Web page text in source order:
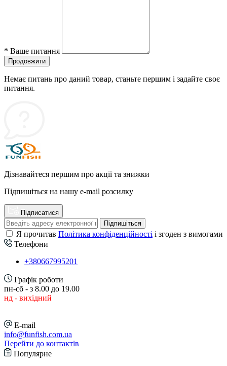
* Ваше питання
Продовжити
Немає питань про даний товар, станьте першим і задайте своє
питання.
Дізнавайтеся першим про акції та знижки
Підпишіться на нашу e-mail розсилку
Підписатися
Підпишіться
Я прочитав Політика конфіденційності і згоден з вимогами
Телефони
+380667995201
Графік роботи
пн-сб - з 8.00 до 19.00
нд - вихідний
E-mail
info@funfish.com.ua
Перейти до контактів
Популярне